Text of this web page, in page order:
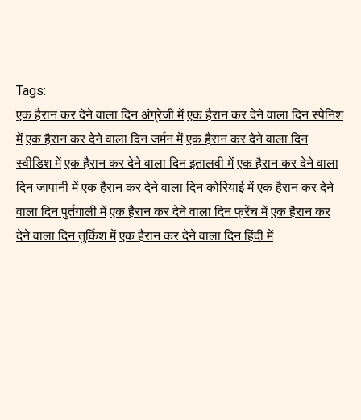
Tags:
एक हैरान कर देने वाला दिन अंग्रेजी में एक हैरान कर देने वाला दिन स्पेनिश
में एक हैरान कर देने वाला दिन जर्मन में एक हैरान कर देने वाला दिन
स्वीडिश में एक हैरान कर देने वाला दिन इतालवी में एक हैरान कर देने वाला
दिन जापानी में एक हैरान कर देने वाला दिन कोरियाई में एक हैरान कर देने
वाला दिन पुर्तगाली में एक हैरान कर देने वाला दिन फ्रेंच में एक हैरान कर
देने वाला दिन तुर्किश में एक हैरान कर देने वाला दिन हिंदी में